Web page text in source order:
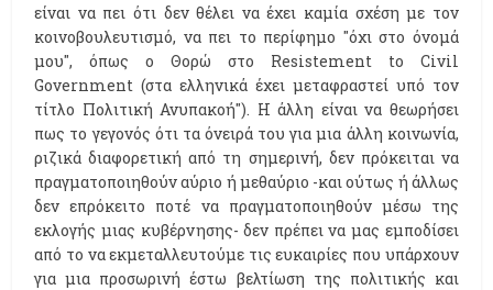
είναι να πει ότι δεν θέλει να έχει καμία σχέση με τον
κοινοβουλευτισμό, να πει το περίφημο "όχι στο όνομά
μου", όπως ο Θορώ στο Resistement to Civil
Government (στα ελληνικά έχει μεταφραστεί υπό τον
τίτλο Πολιτική Ανυπακοή"). Η άλλη είναι να θεωρήσει
πως το γεγονός ότι τα όνειρά του για μια άλλη κοινωνία,
ριζικά διαφορετική από τη σημερινή, δεν πρόκειται να
πραγματοποιηθούν αύριο ή μεθαύριο -και ούτως ή άλλως
δεν επρόκειτο ποτέ να πραγματοποιηθούν μέσω της
εκλογής μιας κυβέρνησης- δεν πρέπει να μας εμποδίσει
από το να εκμεταλλευτούμε τις ευκαιρίες που υπάρχουν
για μια προσωρινή έστω βελτίωση της πολιτικής και